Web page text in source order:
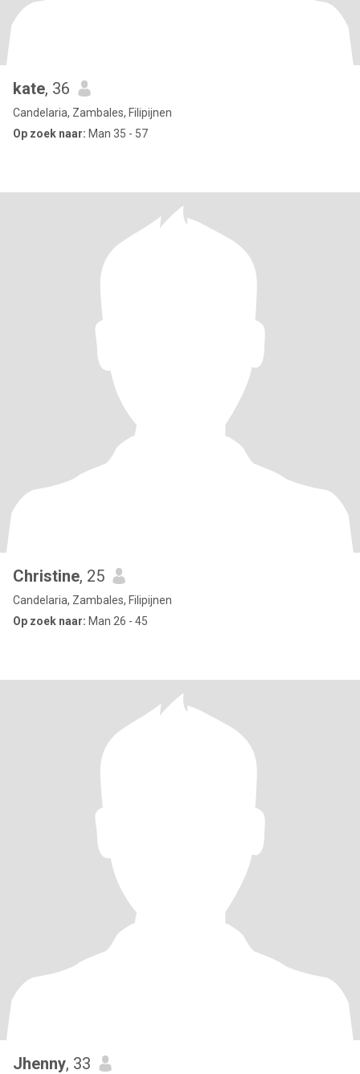
kate, 36
Candelaria, Zambales, Filipijnen
Op zoek naar: Man 35 - 57
Christine, 25
Candelaria, Zambales, Filipijnen
Op zoek naar: Man 26 - 45
Jhenny, 33